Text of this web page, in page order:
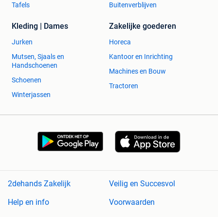
Tafels
Buitenverblijven
Kleding | Dames
Jurken
Mutsen, Sjaals en
Handschoenen
Schoenen
Winterjassen
Zakelijke goederen
Horeca
Kantoor en Inrichting
Machines en Bouw
Tractoren
2dehands Zakelijk
Veilig en Succesvol
Help en info
Voorwaarden